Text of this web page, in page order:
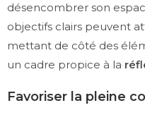
désencombrer son
objectifs clairs peuvent
mettant de côté des
un cadre propice à la
Favoriser la pleine